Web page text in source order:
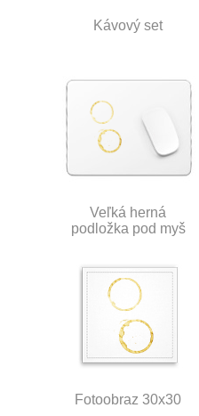
Kávový set
Veľká herná
podložka pod myš
Fotoobraz 30x30